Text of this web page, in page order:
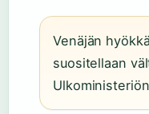
Venäjän
suositellaan